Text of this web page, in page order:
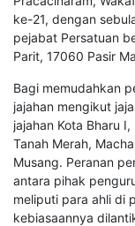
ke-21, dengan
pejabat Persatuan
Parit, 17060 Pasir
Bagi memudahkan
jajahan mengikut
jajahan Kota Bharu
Tanah Merah,
Musang. Peranan
antara pihak
meliputi para ahli di
kebiasaannya